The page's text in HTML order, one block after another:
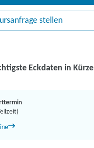
stellen
Eckdaten in Kürze